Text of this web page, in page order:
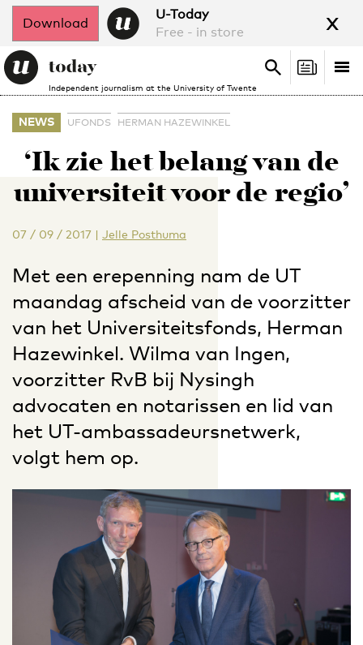
Download
U-Today
Free - in store
x
Independent journalism at the University of Twente
Search
Search
NEWS UFONDS HERMAN HAZEWINKEL
‘Ik zie het belang van de
universiteit voor de regio’
07 / 09 / 2017 | Jelle Posthuma
Met een erepenning nam de UT
maandag afscheid van de voorzitter
van het Universiteitsfonds, Herman
Hazewinkel. Wilma van Ingen,
voorzitter RvB bij Nysingh
advocaten en notarissen en lid van
het UT-ambassadeursnetwerk,
volgt hem op.